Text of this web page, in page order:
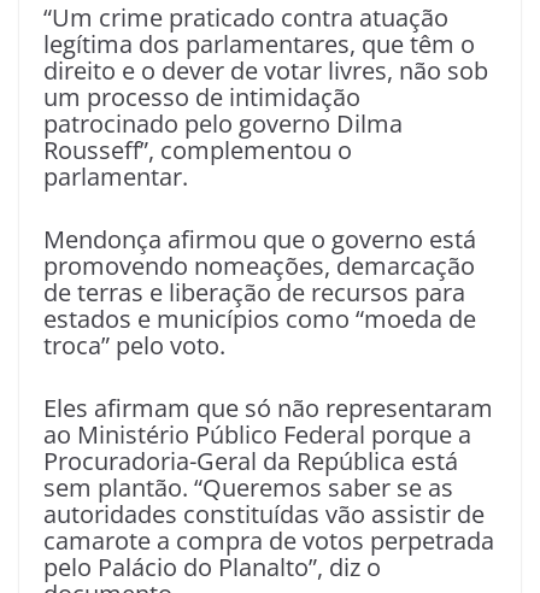
“Um crime praticado contra atuação
legítima dos parlamentares, que têm o
direito e o dever de votar livres, não sob
um processo de intimidação
patrocinado pelo governo Dilma
Rousseff”, complementou o
parlamentar.
Mendonça afirmou que o governo está
promovendo nomeações, demarcação
de terras e liberação de recursos para
estados e municípios como “moeda de
troca” pelo voto.
Eles afirmam que só não representaram
ao Ministério Público Federal porque a
Procuradoria-Geral da República está
sem plantão. “Queremos saber se as
autoridades constituídas vão assistir de
camarote a compra de votos perpetrada
pelo Palácio do Planalto”, diz o